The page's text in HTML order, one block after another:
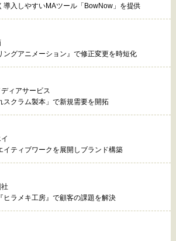
導入しやすいMAツール「BowNow」を提供
ングアニメーション』で修正変更を時短化
ィアサービス
スクラム製本」で新規需要を開拓
イティブワークを展開しブランド構築
ヒラメキ工房』で顧客の課題を解決